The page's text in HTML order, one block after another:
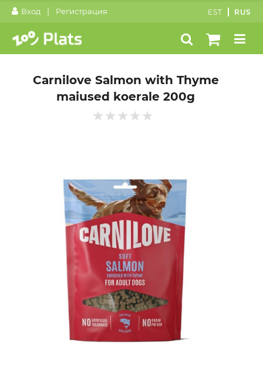
Вход | Регистрация EST RUS
Carnilove Salmon with Thyme
maiused koerale 200g